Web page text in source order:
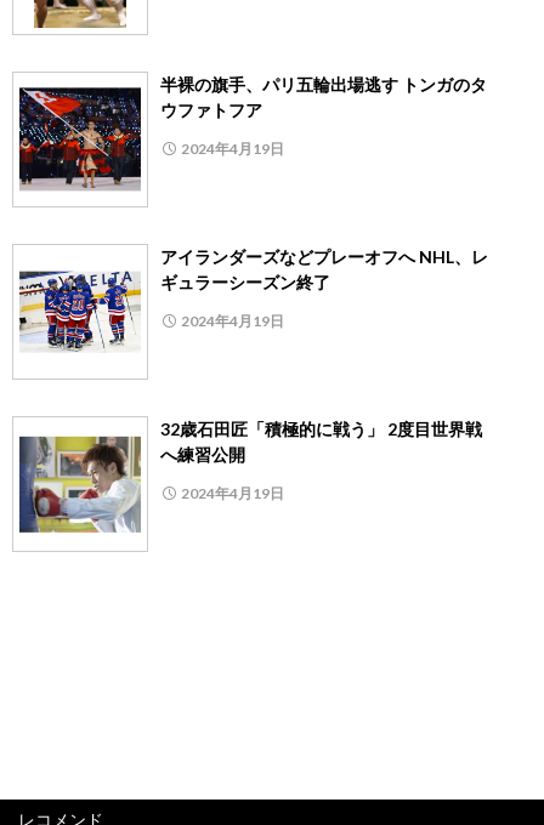
半裸の旗手、パリ五輪出場逃す トンガのタ
ウファトフア
2024年4月19日
アイランダーズなどプレーオフへ NHL、レ
ギュラーシーズン終了
2024年4月19日
32歳石田匠「積極的に戦う」 2度目世界戦
へ練習公開
2024年4月19日
レコメンド